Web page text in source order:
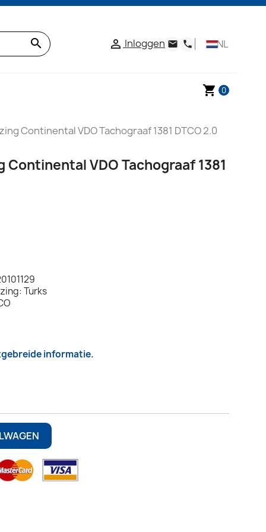
search  Inloggen email phone NL
shopping_cart 0
Continental VDO Tachograaf 1381 DTCO 2.0
VDO Tachograaf 1381
Turks
informatie.